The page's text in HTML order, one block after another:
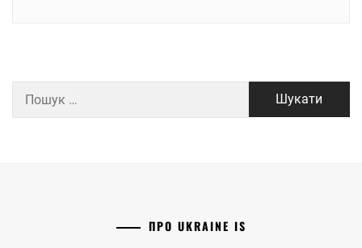
ПРО UKRAINE IS